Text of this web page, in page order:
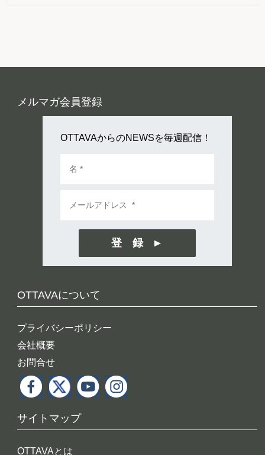
OTTAVAについて
プライバシーポリシー
会社概要
お問合せ
サイトマップ
OTTAVAとは
メルマガ会員登録
OTTAVAからのNEWSを毎週配信！
登 録